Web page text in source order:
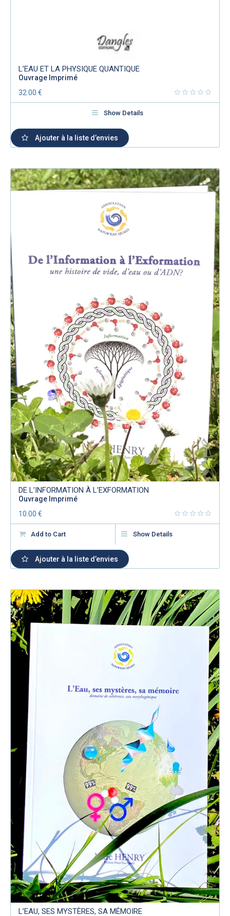
L’EAU ET LA PHYSIQUE QUANTIQUE
Ouvrage Imprimé
32.00€
Show Details
Ajouter à la liste d’envies
DE L’INFORMATION À L’EXFORMATION
Ouvrage Imprimé
10.00€
Add to Cart Show Details
Ajouter à la liste d’envies
L’EAU, SES MYSTÈRES, SA MÉMOIRE